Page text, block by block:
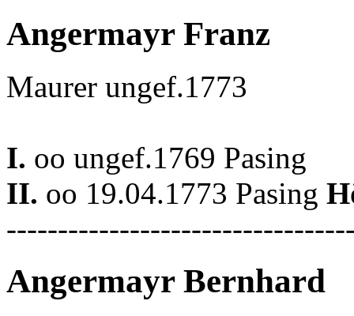
Angermayr Franz
Maurer ungef.1773
I. oo ungef.1769 Pasing
II. oo 19.04.1773 Pasing
Angermayr Bernhard